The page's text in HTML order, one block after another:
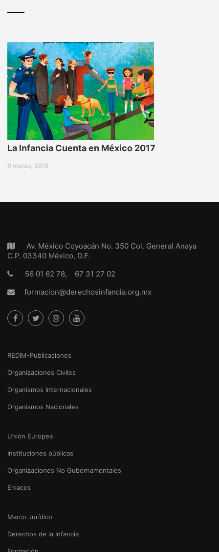
La Infancia Cuenta en México 2017
9 marzo, 2018
Av. México Coyoacán No. 350 Col. General Anaya
C.P. 03340 México, D.F.
56 01 62 78, 67 31 27 02
formacion@derechosinfancia.org.mx
REDIM-Publicaciones
Organizaciones Civiles
Organismos Internacionales
Organismos Nacionales
Unión Europea
Instituciones públicas
Organizaciones No Gubernamentales
Enlaces
Marco Jurídico
Derechos de la Infancia